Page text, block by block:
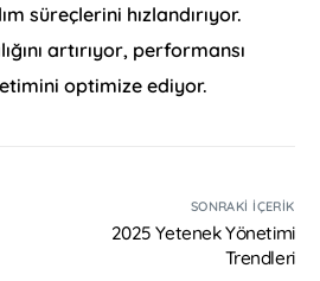
süreçlerini hızlandırıyor.
artırıyor, performansı
optimize ediyor.
SONRAKI İÇERIK
2025 Yetenek Yönetimi
Trendleri